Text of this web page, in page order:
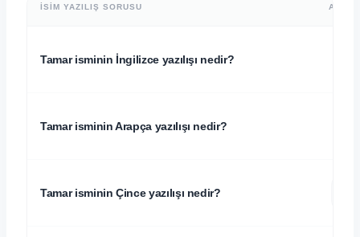
İSIM YAZILIŞ SORUSU
Tamar isminin İngilizce yazılışı nedir?
Tamar isminin Arapça yazılışı nedir?
Tamar isminin Çince yazılışı nedir?